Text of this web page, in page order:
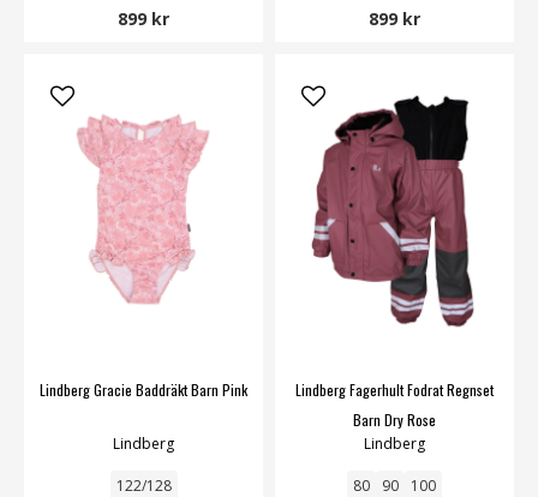
899 kr 899 kr
Lindberg Gracie Baddräkt Barn Pink
Lindberg
122/128
Lindberg Fagerhult Fodrat Regnset
Barn Dry Rose
Lindberg
80 90 100